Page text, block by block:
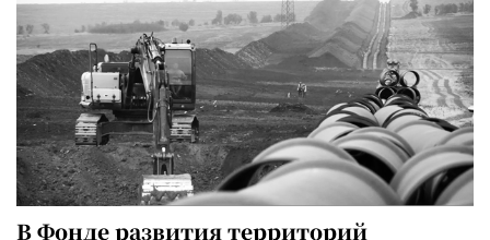
В Фонде развития территорий